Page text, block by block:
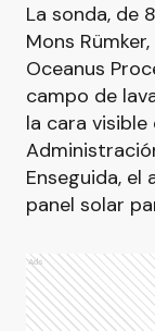
La sonda, de
Mons
Oceanus
campo de
la cara visible
Enseguida,
panel solar
Ads